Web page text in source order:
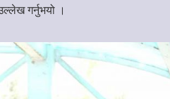
गर्नुभयो ।